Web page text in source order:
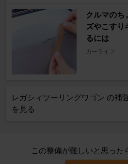
クルマのち
ズやこすり
るには
カーライフ
レガシィツーリングワゴン の補
を見る
この整備が難しいと思った